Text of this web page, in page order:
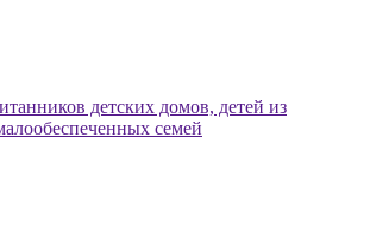
детских домов, детей из
семей